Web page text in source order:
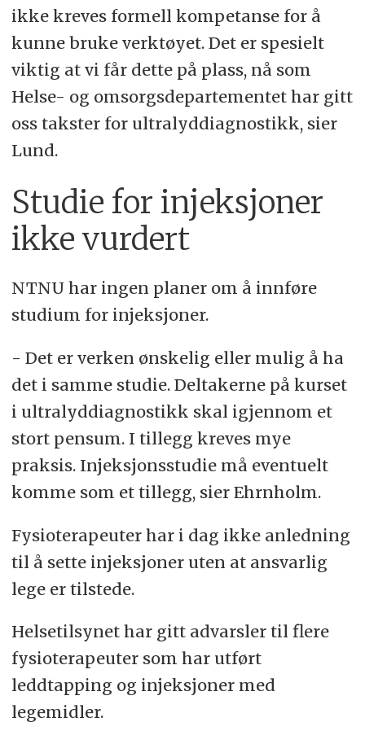
ikke kreves formell kompetanse for å
kunne bruke verktøyet. Det er spesielt
viktig at vi får dette på plass, nå som
Helse- og omsorgsdepartementet har gitt
oss takster for ultralyddiagnostikk, sier
Lund.
Studie for injeksjoner
ikke vurdert
NTNU har ingen planer om å innføre
studium for injeksjoner.
- Det er verken ønskelig eller mulig å ha
det i samme studie. Deltakerne på kurset
i ultralyddiagnostikk skal igjennom et
stort pensum. I tillegg kreves mye
praksis. Injeksjonsstudie må eventuelt
komme som et tillegg, sier Ehrnholm.
Fysioterapeuter har i dag ikke anledning
til å sette injeksjoner uten at ansvarlig
lege er tilstede.
Helsetilsynet har gitt advarsler til flere
fysioterapeuter som har utført
leddtapping og injeksjoner med
legemidler.